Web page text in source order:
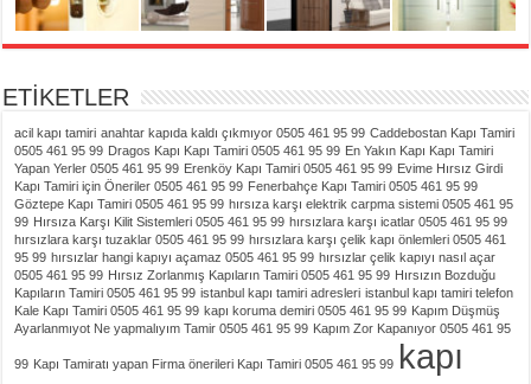
ETİKETLER
acil kapı tamiri anahtar kapıda kaldı çıkmıyor 0505 461 95 99 Caddebostan Kapı Tamiri
0505 461 95 99 Dragos Kapı Kapı Tamiri 0505 461 95 99 En Yakın Kapı Kapı Tamiri
Yapan Yerler 0505 461 95 99 Erenköy Kapı Tamiri 0505 461 95 99 Evime Hırsız Girdi
Kapı Tamiri için Öneriler 0505 461 95 99 Fenerbahçe Kapı Tamiri 0505 461 95 99
Göztepe Kapı Tamiri 0505 461 95 99 hırsıza karşı elektrik carpma sistemi 0505 461 95
99 Hırsıza Karşı Kilit Sistemleri 0505 461 95 99 hırsızlara karşı icatlar 0505 461 95 99
hırsızlara karşı tuzaklar 0505 461 95 99 hırsızlara karşı çelik kapı önlemleri 0505 461
95 99 hırsızlar hangi kapıyı açamaz 0505 461 95 99 hırsızlar çelik kapıyı nasıl açar
0505 461 95 99 Hırsız Zorlanmış Kapıların Tamiri 0505 461 95 99 Hırsızın Bozduğu
Kapıların Tamiri 0505 461 95 99 istanbul kapı tamiri adresleri istanbul kapı tamiri telefon
Kale Kapı Tamiri 0505 461 95 99 kapı koruma demiri 0505 461 95 99 Kapım Düşmüş
Ayarlanmıyot Ne yapmalıyım Tamir 0505 461 95 99 Kapım Zor Kapanıyor 0505 461 95
99 Kapı Tamiratı yapan Firma önerileri Kapı Tamiri 0505 461 95 99 kapı